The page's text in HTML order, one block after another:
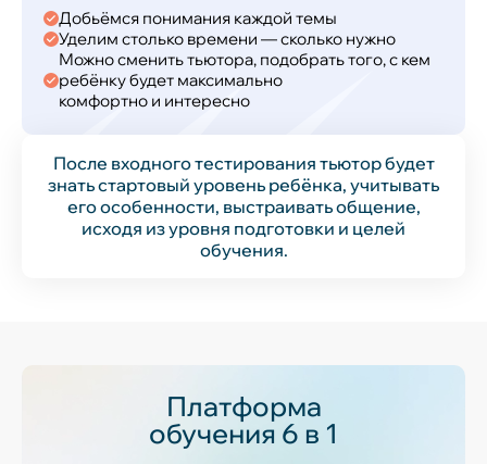
Добьёмся понимания каждой темы
Уделим столько времени — сколько нужно
Можно сменить тьютора, подобрать того, с кем
ребёнку будет максимально
комфортно и интересно
После входного тестирования тьютор будет
знать стартовый уровень ребёнка, учитывать
его особенности, выстраивать общение,
исходя из уровня подготовки и целей
обучения.
Платформа
обучения 6 в 1